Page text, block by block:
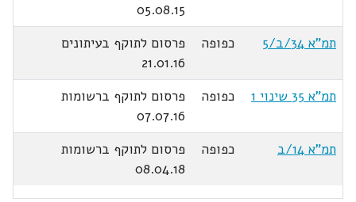
05.08.15
תמ"א 34/ב/5
כפופה
פרסום לתוקף בעיתונים
21.01.16
תמ"א 35 שינוי 1
כפופה
פרסום לתוקף ברשומות
07.07.16
תמ"א 14/ב
כפופה
פרסום לתוקף ברשומות
08.04.18